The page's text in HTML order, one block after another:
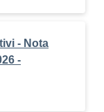
- Nota
-